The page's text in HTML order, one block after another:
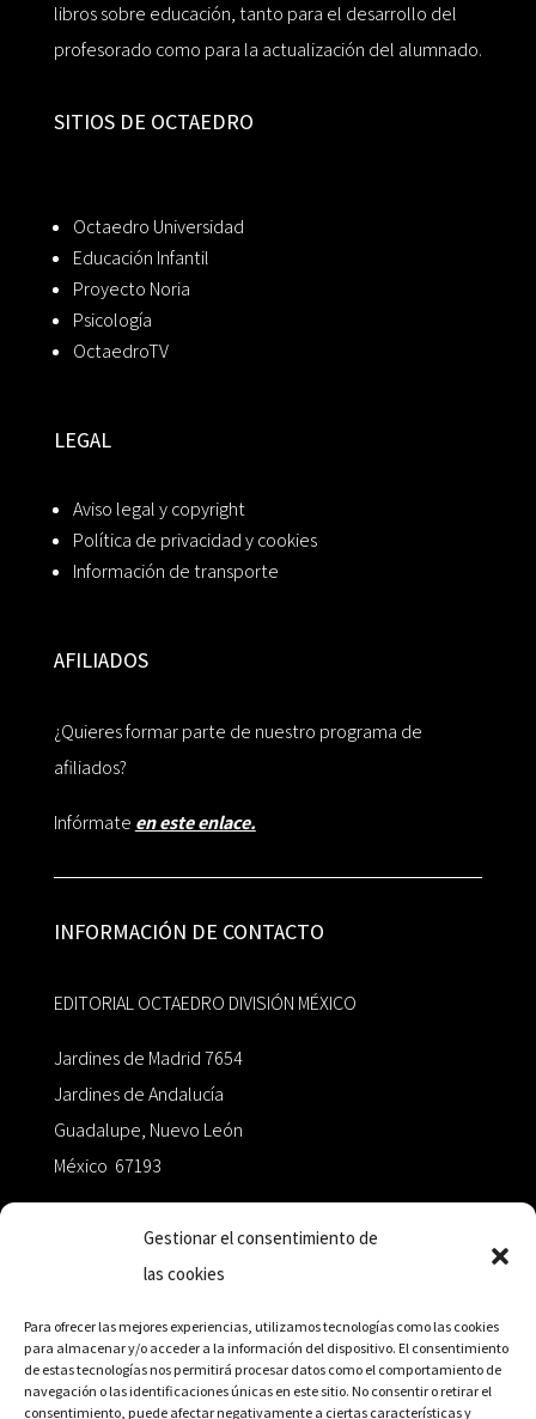
Gestionar el consentimiento de
las cookies
Para ofrecer las mejores experiencias, utilizamos tecnologías como las cookies
para almacenar y/o acceder a la información del dispositivo. El consentimiento
de estas tecnologías nos permitirá procesar datos como el comportamiento de
navegación o las identificaciones únicas en este sitio. No consentir o retirar el
consentimiento, puede afectar negativamente a ciertas características y
libros sobre educación, tanto para el desarrollo del
profesorado como para la actualización del alumnado.
SITIOS DE OCTAEDRO
Octaedro Universidad
Educación Infantil
Proyecto Noria
Psicología
OctaedroTV
LEGAL
Aviso legal y copyright
Política de privacidad y cookies
Información de transporte
AFILIADOS
¿Quieres formar parte de nuestro programa de
afiliados?
Infórmate en este enlace.
INFORMACIÓN DE CONTACTO
EDITORIAL OCTAEDRO DIVISIÓN MÉXICO
Jardines de Madrid 7654
Jardines de Andalucía
Guadalupe, Nuevo León
México 67193
+52 811.499.5638
RED DE DISTRIBUCIÓN